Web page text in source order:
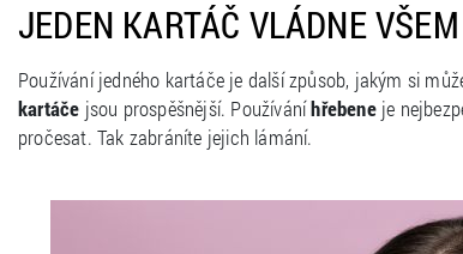
JEDEN KARTÁČ VLÁDNE VŠEM
Používání jedného kartáče je další způsob, jakým si
kartáče jsou prospěšnější. Používáníhřebeneje
pročesat. Tak zabráníte jejich lámání.